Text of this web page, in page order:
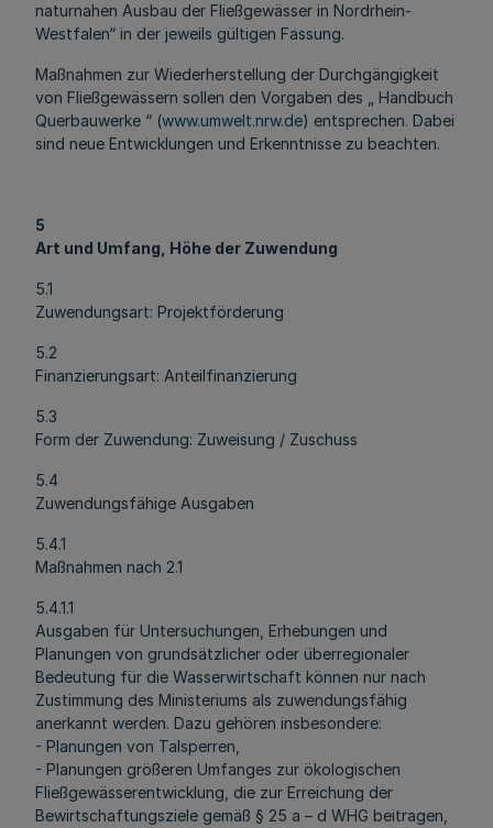
naturnahen Ausbau der Fließgewässer in Nordrhein-
Westfalen“ in der jeweils gültigen Fassung.
Maßnahmen zur Wiederherstellung der Durchgängigkeit
von Fließgewässern sollen den Vorgaben des „ Handbuch
Querbauwerke “ (www.umwelt.nrw.de) entsprechen. Dabei
sind neue Entwicklungen und Erkenntnisse zu beachten.
5
Art und Umfang, Höhe der Zuwendung
5.1
Zuwendungsart: Projektförderung
5.2
Finanzierungsart: Anteilfinanzierung
5.3
Form der Zuwendung: Zuweisung / Zuschuss
5.4
Zuwendungsfähige Ausgaben
5.4.1
Maßnahmen nach 2.1
5.4.1.1
Ausgaben für Untersuchungen, Erhebungen und
Planungen von grundsätzlicher oder überregionaler
Bedeutung für die Wasserwirtschaft können nur nach
Zustimmung des Ministeriums als zuwendungsfähig
anerkannt werden. Dazu gehören insbesondere:
- Planungen von Talsperren,
- Planungen größeren Umfanges zur ökologischen
Fließgewässerentwicklung, die zur Erreichung der
Bewirtschaftungsziele gemäß § 25 a – d WHG beitragen,